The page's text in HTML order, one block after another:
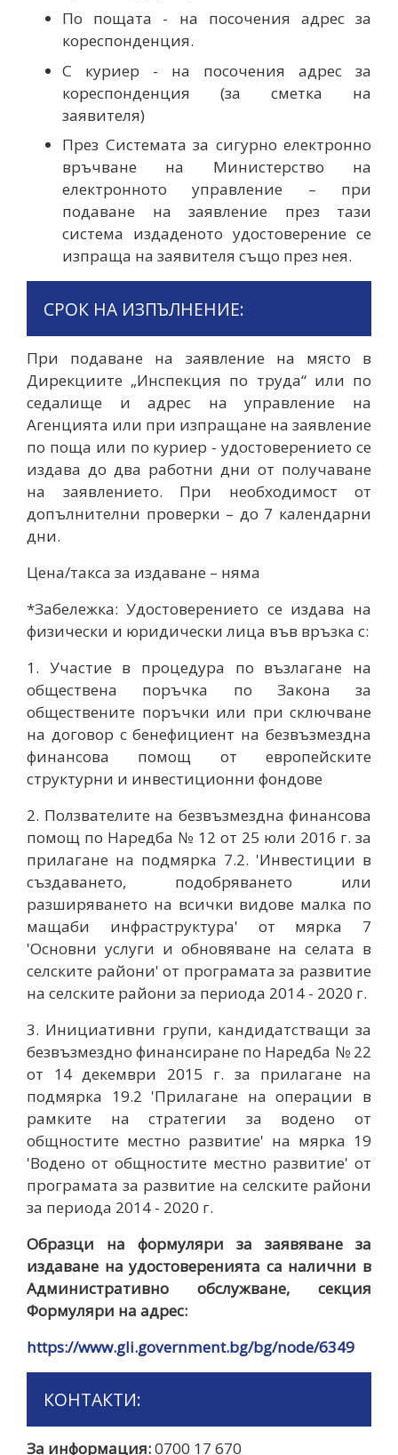
По пощата - на посочения адрес за
кореспонденция.
С куриер - на посочения адрес за
кореспонденция (за сметка на
заявителя)
През Системата за сигурно електронно
връчване на Министерство на
електронното управление – при
подаване на заявление през тази
система издаденото удостоверение се
изпраща на заявителя също през нея.
СРОК НА ИЗПЪЛНЕНИЕ:
При подаване на заявление на място в
Дирекциите „Инспекция по труда“ или по
седалище и адрес на управление на
Агенцията или при изпращане на заявление
по поща или по куриер - удостоверението се
издава до два работни дни от получаване
на заявлението. При необходимост от
допълнителни проверки – до 7 календарни
дни.
Цена/такса за издаване – няма
*Забележка: Удостоверението се издава на
физически и юридически лица във връзка с:
1. Участие в процедура по възлагане на
обществена поръчка по Закона за
обществените поръчки или при сключване
на договор с бенефициент на безвъзмездна
финансова помощ от европейските
структурни и инвестиционни фондове
2. Ползвателите на безвъзмездна финансова
помощ по Наредба № 12 от 25 юли 2016 г. за
прилагане на подмярка 7.2. 'Инвестиции в
създаването, подобряването или
разширяването на всички видове малка по
мащаби инфраструктура' от мярка 7
'Основни услуги и обновяване на селата в
селските райони' от програмата за развитие
на селските райони за периода 2014 - 2020 г.
3. Инициативни групи, кандидатстващи за
безвъзмездно финансиране по Наредба № 22
от 14 декември 2015 г. за прилагане на
подмярка 19.2 'Прилагане на операции в
рамките на стратегии за водено от
общностите местно развитие' на мярка 19
'Водено от общностите местно развитие' от
програмата за развитие на селските райони
за периода 2014 - 2020 г.
Образци на формуляри за заявяване за
издаване на удостоверенията са налични в
Административно обслужване, секция
Формуляри на адрес:
https://www.gli.government.bg/bg/node/6349
КОНТАКТИ:
За информация:0700 17 670